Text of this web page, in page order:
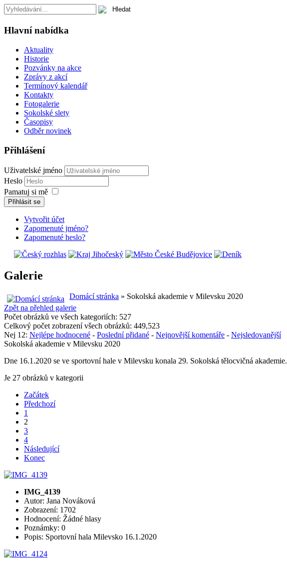
Hlavní nabídka
Aktuality
Historie
Pozvánky na akce
Zprávy z akcí
Termínový kalendář
Kontakty
Fotogalerie
Sokolské slety
Časopisy
Odběr novinek
Přihlášení
Uživatelské jméno
Heslo
Pamatuj si mě
Přihlásit se
Vytvořit účet
Zapomenuté jméno?
Zapomenuté heslo?
Galerie
Domácí stránka » Sokolská akademie v Milevsku 2020
Zpět na přehled galerie
Počet obrázků ve všech kategoriích: 527
Celkový počet zobrazení všech obrázků: 449,523
Nej 12: Nejlépe hodnocené - Poslední přidané - Nejnovější komentáře - Nejsledovanější
Sokolská akademie v Milevsku 2020
Dne 16.1.2020 se ve sportovní hale v Milevsku konala 29. Sokolská tělocvičná akademie.
Je 27 obrázků v kategorii
Začátek
Předchozí
1
2
3
4
Následující
Konec
IMG_4139
Autor: Jana Nováková
Zobrazení: 1702
Hodnocení: Žádné hlasy
Poznámky: 0
Popis: Sportovní hala Milevsko 16.1.2020